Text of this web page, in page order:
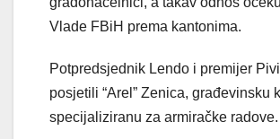
Vlade FBiH prema kantonima.
Potpredsjednik Lendo i premijer
posjetili “Arel” Zenica, građevinsku
specijaliziranu za armiračke radove.